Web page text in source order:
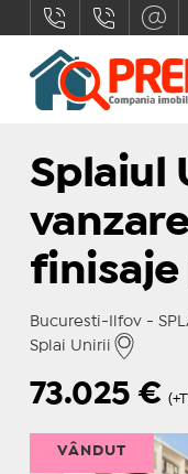
Splaiul
finisaje
Bucuresti-Ilfov -
Splai Unirii
73.025€
VÂNDUT